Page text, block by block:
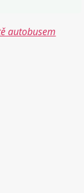
autobusem